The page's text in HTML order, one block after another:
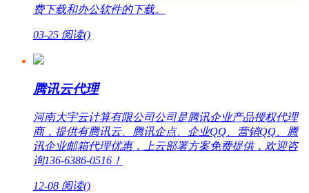
费下载和办公软件的下载。
03-25 阅读()
腾讯云代理
河南大宇云计算有限公司公司是腾讯企业产品授权代理
商，提供有腾讯云、腾讯企点、企业QQ、营销QQ、腾
讯企业邮箱代理优惠，上云部署方案免费提供，欢迎咨
询136-6386-0516！
12-08 阅读()